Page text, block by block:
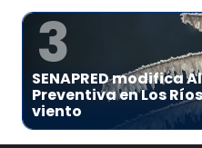
3
SENAPRED modifica
Preventiva en Los
viento